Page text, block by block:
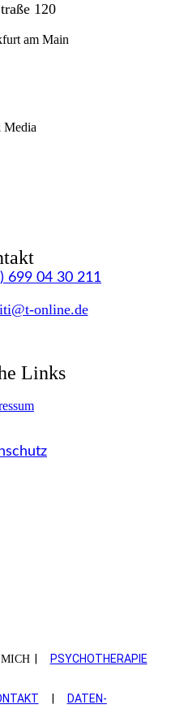
120
am Main
Media
699 04 30 211
online.de
Links
MICH| PSYCHOTHERAPIE
DATEN­